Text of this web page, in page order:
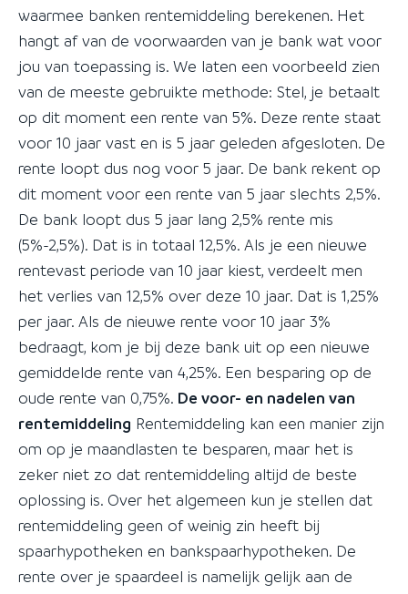
waarmee banken rentemiddeling berekenen. Het
hangt af van de voorwaarden van je bank wat voor
jou van toepassing is. We laten een voorbeeld zien
van de meeste gebruikte methode: Stel, je betaalt
op dit moment een rente van 5%. Deze rente staat
voor 10 jaar vast en is 5 jaar geleden afgesloten. De
rente loopt dus nog voor 5 jaar. De bank rekent op
dit moment voor een rente van 5 jaar slechts 2,5%.
De bank loopt dus 5 jaar lang 2,5% rente mis
(5%-2,5%). Dat is in totaal 12,5%. Als je een nieuwe
rentevast periode van 10 jaar kiest, verdeelt men
het verlies van 12,5% over deze 10 jaar. Dat is 1,25%
per jaar. Als de nieuwe rente voor 10 jaar 3%
bedraagt, kom je bij deze bank uit op een nieuwe
gemiddelde rente van 4,25%. Een besparing op de
oude rente van 0,75%. De voor- en nadelen van
rentemiddeling Rentemiddeling kan een manier zijn
om op je maandlasten te besparen, maar het is
zeker niet zo dat rentemiddeling altijd de beste
oplossing is. Over het algemeen kun je stellen dat
rentemiddeling geen of weinig zin heeft bij
spaarhypotheken en bankspaarhypotheken. De
rente over je spaardeel is namelijk gelijk aan de